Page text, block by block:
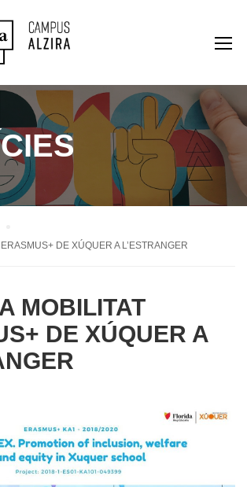
DE XÚQUER A L’ESTRANGER
MOBILITAT
DE XÚQUER A